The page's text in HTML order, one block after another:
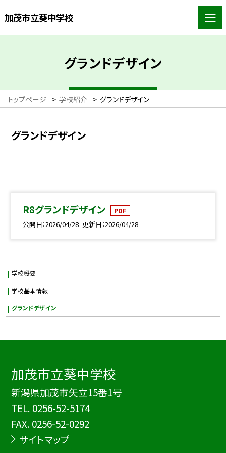
加茂市立葵中学校
グランドデザイン
トップページ > 学校紹介 > グランドデザイン
グランドデザイン
R8グランドデザイン
PDF
公開日 2026/04/28 更新日 2026/04/28
学校概要
学校基本情報
グランドデザイン
加茂市立葵中学校
新潟県加茂市矢立15番1号
TEL. 0256-52-5174
FAX. 0256-52-0292
サイトマップ